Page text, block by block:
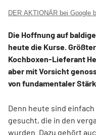
DER AKTIONÄR bei Google
Die Hoffnung auf
heute die Kurse.
Kochboxen-Lieferant
aber mit Vorsicht
von fundamentaler
Denn heute sind
gesucht, die in den
wurden. Dazu gehört